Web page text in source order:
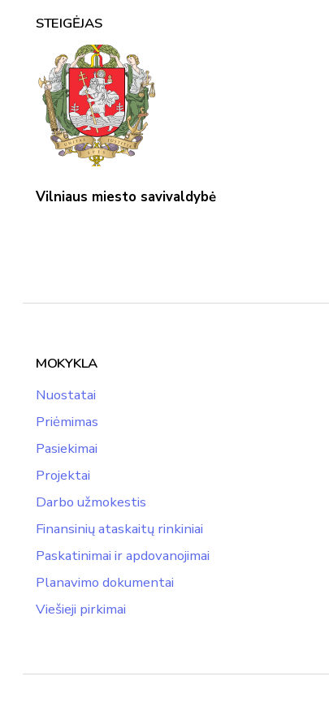
STEIGĖJAS
Vilniaus miesto savivaldybė
MOKYKLA
Nuostatai
Priėmimas
Pasiekimai
Projektai
Darbo užmokestis
Finansinių ataskaitų rinkiniai
Paskatinimai ir apdovanojimai
Planavimo dokumentai
Viešieji pirkimai